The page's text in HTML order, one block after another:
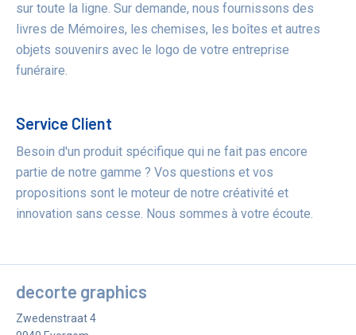
sur toute la ligne. Sur demande, nous fournissons des
livres de Mémoires, les chemises, les boîtes et autres
objets souvenirs avec le logo de votre entreprise
funéraire.
Service Client
Besoin d'un produit spécifique qui ne fait pas encore
partie de notre gamme ? Vos questions et vos
propositions sont le moteur de notre créativité et
innovation sans cesse. Nous sommes à votre écoute.
decorte graphics
Zwedenstraat 4